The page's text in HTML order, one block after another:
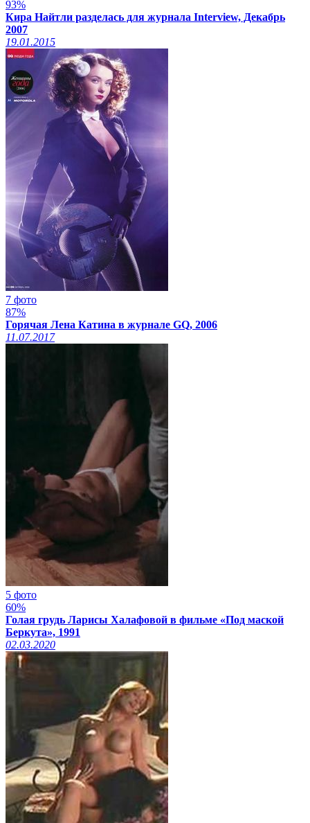
93%
Кира Найтли разделась для журнала Interview, Декабрь
2007
19.01.2015
7 фото
87%
Горячая Лена Катина в журнале GQ, 2006
11.07.2017
5 фото
60%
Голая грудь Ларисы Халафовой в фильме «Под маской
Беркута», 1991
02.03.2020